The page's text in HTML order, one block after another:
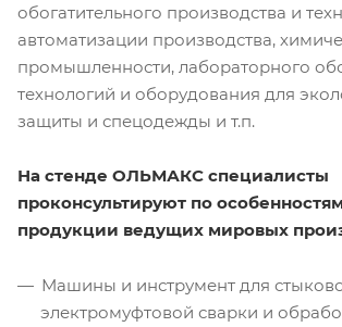
обогатительного производства и
автоматизации производства,
промышленности, лабораторного
технологий и оборудования для
защиты и спецодежды и т.п.
На стенде ОЛЬМАКС специалисты
проконсультируют по
продукции ведущих мировых
Машины и инструмент для
электромуфтовой сварки и